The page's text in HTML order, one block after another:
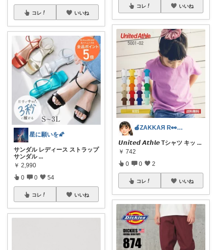
コレ いいね
星に願いを🌠
サンダル レディース ストラップ
サンダル...
￥ 2,990
0 0 54
コレ いいね
コレ いいね
🍎ZAKKAЯ R👀M 経由購入感謝
𝙐𝙣𝙞𝙩𝙚𝙙 𝘼𝙩𝙝𝙡𝙚 Tシャツ キッ ...
￥ 742
0 0 2
コレ いいね